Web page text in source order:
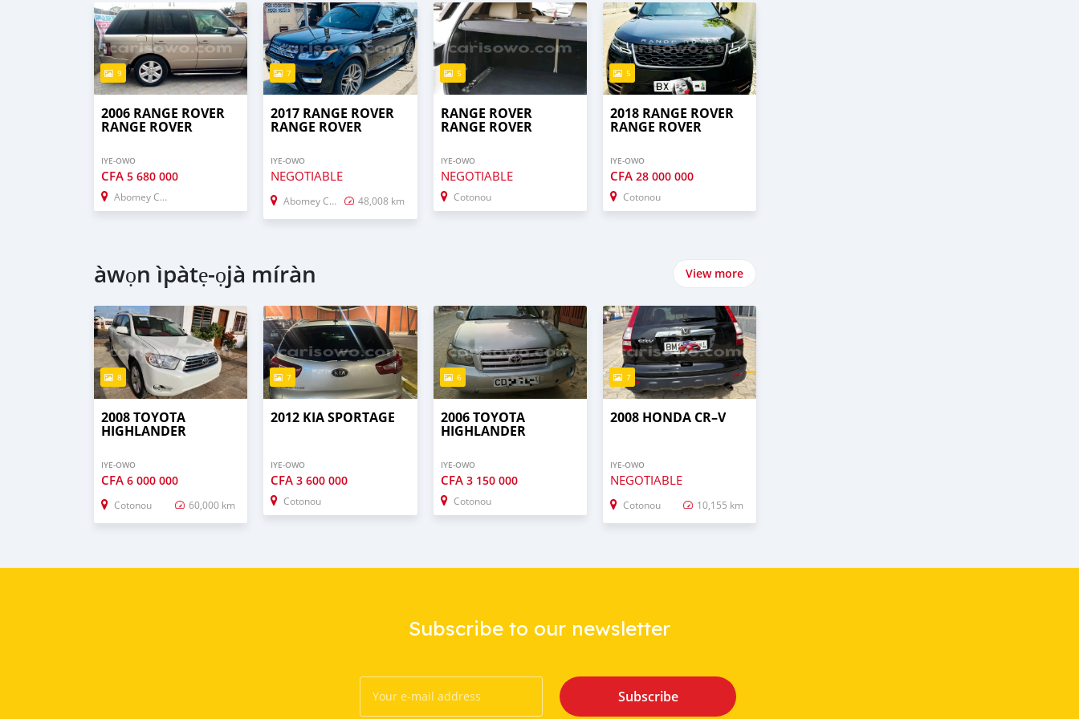
9
2006 RANGE ROVER
RANGE ROVER
IYE-OWO
CFA 5 680 000
Abomey Calavi
7
2017 RANGE ROVER
RANGE ROVER
IYE-OWO
NEGOTIABLE
Abomey Calavi 48,008 km
5
RANGE ROVER
RANGE ROVER
IYE-OWO
NEGOTIABLE
Cotonou
5
2018 RANGE ROVER
RANGE ROVER
IYE-OWO
CFA 28 000 000
Cotonou
àwọn ìpàtẹ-ọjà míràn View more
8
2008 TOYOTA
HIGHLANDER
IYE-OWO
CFA 6 000 000
Cotonou 60,000 km
7
2012 KIA SPORTAGE
IYE-OWO
CFA3 600 000
Cotonou
6
2006 TOYOTA
HIGHLANDER
IYE-OWO
CFA 3 150 000
Cotonou
7
2008 HONDA CR–V
IYE-OWO
NEGOTIABLE
Cotonou 10,155 km
Subscribe to our newsletter
Subscribe